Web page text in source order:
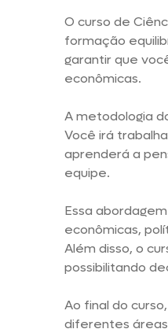
O curso de
formação
garantir que
econômicas.
A metodologia
Você irá
aprenderá a
equipe.
Essa
econômicas,
Além disso, o
possibilitando
Ao final do
diferentes